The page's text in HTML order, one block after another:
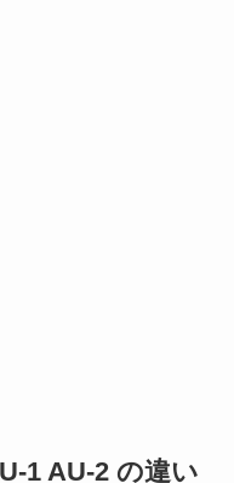
1 AU-2 の違い